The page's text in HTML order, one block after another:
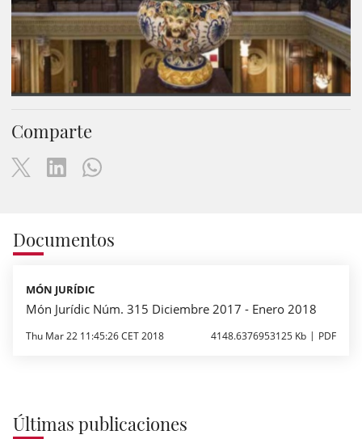
Comparte
Documentos
MÓN JURÍDIC
Món Jurídic Núm. 315 Diciembre 2017 - Enero 2018
Thu Mar 22 11:45:26 CET 2018 4148.6376953125 Kb PDF
Últimas publicaciones